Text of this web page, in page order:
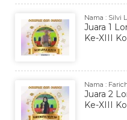
Nama : Silvi
Juara 1
Ke-XIII
Nama :
Juara 2
Ke-XIII